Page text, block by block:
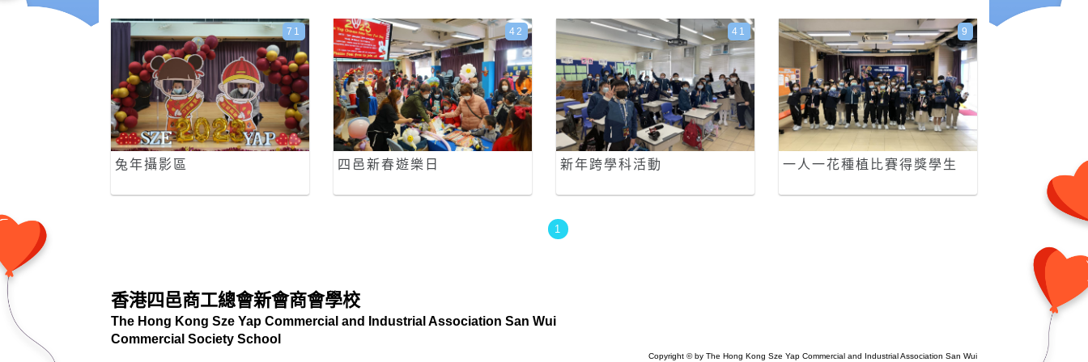
兔年攝影區
71
四邑新春遊樂日
42
新年跨學科活動
41
一人一花種植比賽得獎學生
9
1
香港四邑商工總會新會商會學校
The Hong Kong Sze Yap Commercial and Industrial Association San Wui
Commercial Society School
Copyright © by The Hong Kong Sze Yap Commercial and Industrial Association San Wui